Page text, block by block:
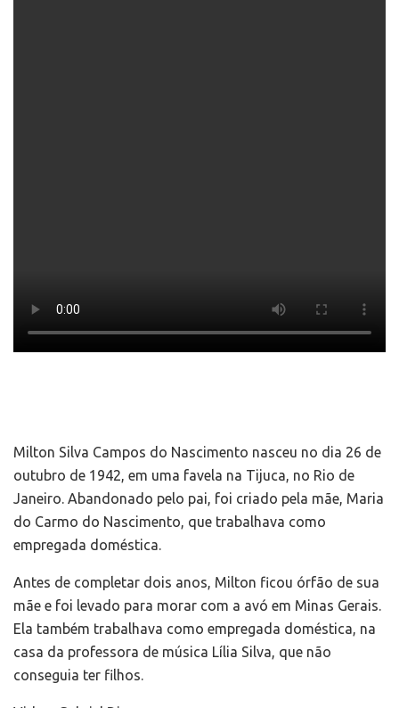
Milton Silva Campos do Nascimento nasceu no dia 26 de
outubro de 1942, em uma favela na Tijuca, no Rio de
Janeiro. Abandonado pelo pai, foi criado pela mãe, Maria
do Carmo do Nascimento, que trabalhava como
empregada doméstica.
Antes de completar dois anos, Milton ficou órfão de sua
mãe e foi levado para morar com a avó em Minas Gerais.
Ela também trabalhava como empregada doméstica, na
casa da professora de música Lília Silva, que não
conseguia ter filhos.